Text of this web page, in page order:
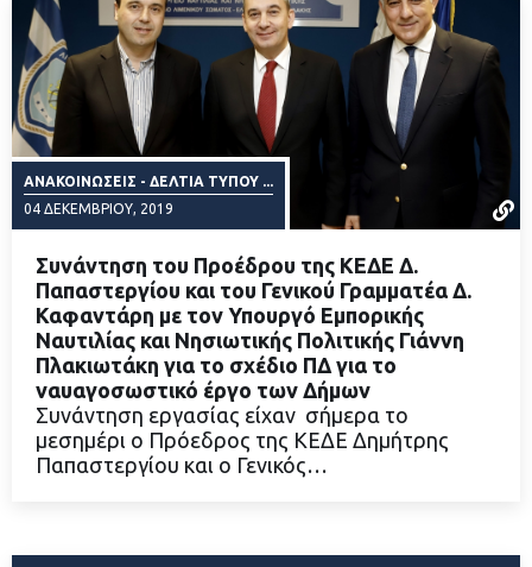
ΑΝΑΚΟΙΝΏΣΕΙΣ - ΔΕΛΤΊΑ ΤΎΠΟΥ ...
04 ΔΕΚΕΜΒΡΊΟΥ, 2019
ΔΙΑΒΑΣΤΕ ΠΕΡΙΣΣΟΤΕΡΑ
Συνάντηση του Προέδρου της ΚΕΔΕ Δ.
Παπαστεργίου και του Γενικού Γραμματέα Δ.
Καφαντάρη με τον Υπουργό Εμπορικής
Ναυτιλίας και Νησιωτικής Πολιτικής Γιάννη
Πλακιωτάκη για το σχέδιο ΠΔ για το
ναυαγοσωστικό έργο των Δήμων
Συνάντηση εργασίας είχαν σήμερα το
μεσημέρι ο Πρόεδρος της ΚΕΔΕ Δημήτρης
Παπαστεργίου και ο Γενικός…